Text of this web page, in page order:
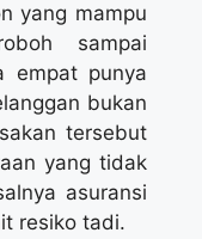
yang mampu
sampai
empat punya
bukan
tersebut
yang tidak
asuransi
resiko tadi.